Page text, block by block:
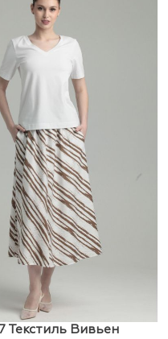
Текстиль Вивьен